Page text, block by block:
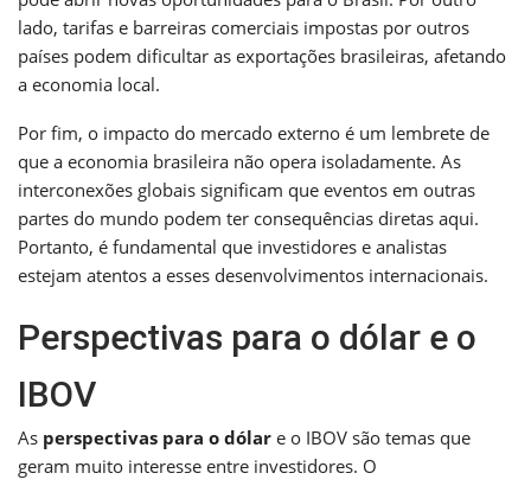
lado, tarifas e barreiras comerciais impostas por outros
países podem dificultar as exportações brasileiras, afetando
a economia local.
Por fim, o impacto do mercado externo é um lembrete de
que a economia brasileira não opera isoladamente. As
interconexões globais significam que eventos em outras
partes do mundo podem ter consequências diretas aqui.
Portanto, é fundamental que investidores e analistas
estejam atentos a esses desenvolvimentos internacionais.
Perspectivas para o dólar e o
IBOV
As perspectivas para o dólar e o IBOV são temas que
geram muito interesse entre investidores. O